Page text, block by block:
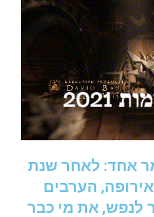
אחד: לאחר שנת
הערבים
התוצר לנפש, את מי כבר